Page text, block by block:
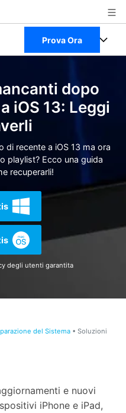
Prova Ora
dopo
iOS 13: Leggi
recente a iOS 13 ma ora
playlist? Ecco una guida
recuperarli!
degli utenti garantita
del Sistema• Soluzioni
e nuovi
iPhone e iPad,